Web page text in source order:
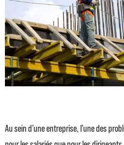
Au sein d’une entreprise, l’une des